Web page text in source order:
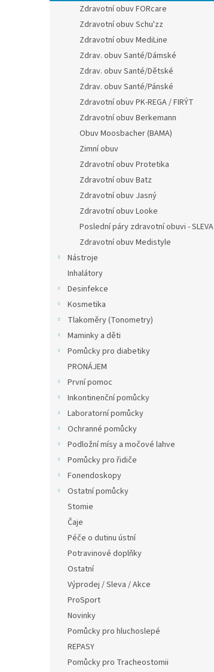
Zdravotní obuv FORcare
Zdravotní obuv Schu'zz
Zdravotní obuv MediLine
Zdrav. obuv Santé/Dámské
Zdrav. obuv Santé/Dětské
Zdrav. obuv Santé/Pánské
Zdravotní obuv PK-REGA / FIRÝT
Zdravotní obuv Berkemann
Obuv Moosbacher (BAMA)
Zimní obuv
Zdravotní obuv Protetika
Zdravotní obuv Batz
Zdravotní obuv Jasný
Zdravotní obuv Looke
Poslední páry zdravotní obuvi - SLEVA
Zdravotní obuv Medistyle
Nástroje
Inhalátory
Desinfekce
Kosmetika
Tlakoměry (Tonometry)
Maminky a děti
Pomůcky pro diabetiky
PRONÁJEM
První pomoc
Inkontinenční pomůcky
Laboratorní pomůcky
Ochranné pomůcky
Podložní mísy a močové lahve
Pomůcky pro řidiče
Fonendoskopy
Ostatní pomůcky
Stomie
Čaje
Péče o dutinu ústní
Potravinové doplňky
Ostatní
Výprodej / Sleva / Akce
ProSport
Novinky
Pomůcky pro hluchoslepé
REPASY
Pomůcky pro Tracheostomii